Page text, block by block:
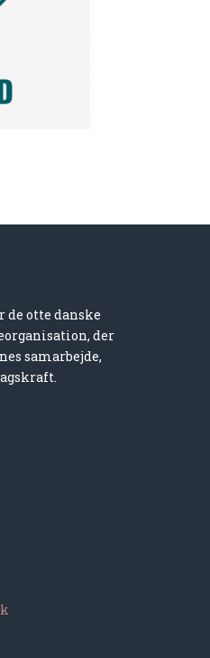
de otte danske
der
samarbejde,